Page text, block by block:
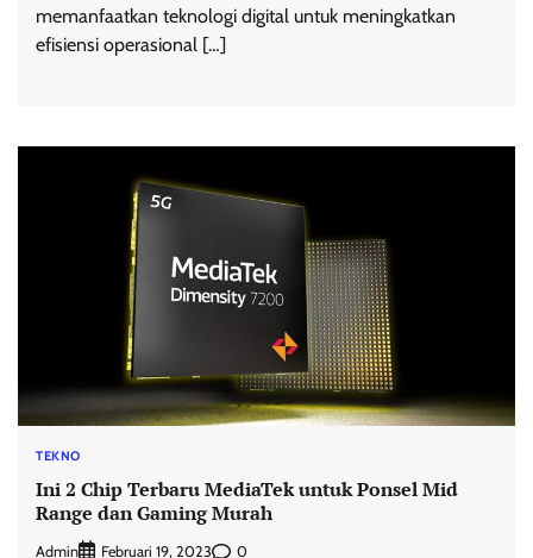
memanfaatkan teknologi digital untuk meningkatkan
efisiensi operasional […]
TEKNO
Ini 2 Chip Terbaru MediaTek untuk Ponsel Mid
Range dan Gaming Murah
Admin Februari 19, 2023 0